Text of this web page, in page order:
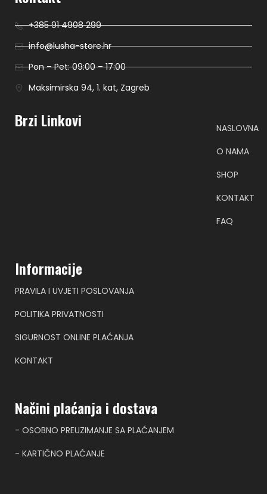
+385 91 4908 299
info@lusha-store.hr
Pon – Pet: 09:00 – 17:00
Maksimirska 94, 1. kat, Zagreb
Brzi Linkovi
NASLOVNA
O NAMA
SHOP
KONTAKT
FAQ
Informacije
PRAVILA I UVJETI POSLOVANJA
POLITIKA PRIVATNOSTI
SIGURNOST ONLINE PLAĆANJA
KONTAKT
Načini plaćanja i dostava
- OSOBNO PREUZIMANJE SA PLAĆANJEM
- KARTIČNO PLAĆANJE